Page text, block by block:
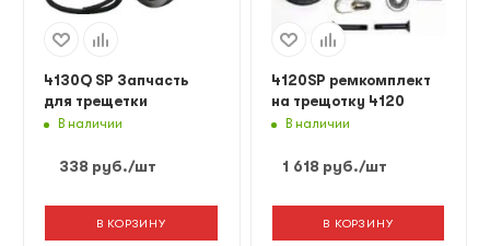
4130Q SP Запчасть
для трещетки
В наличии
338 руб./шт
В КОРЗИНУ
4120SP ремкомплект
на трещотку 4120
В наличии
1 618 руб./шт
В КОРЗИНУ